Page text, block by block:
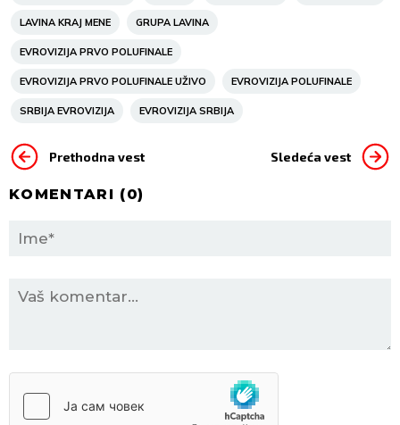
LAVINA KRAJ MENE GRUPA LAVINA
EVROVIZIJA PRVO POLUFINALE
EVROVIZIJA PRVO POLUFINALE UŽIVO EVROVIZIJA POLUFINALE
SRBIJA EVROVIZIJA EVROVIZIJA SRBIJA
Prethodna vest Sledeća vest
KOMENTARI (0)